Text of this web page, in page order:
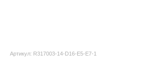
Артикул: R317003-14-D16-E5-E7-1